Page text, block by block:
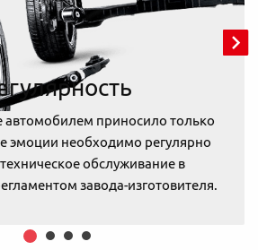
автомобилем приносило только
эмоции необходимо регулярно
обслуживание в
завода-изготовителя.